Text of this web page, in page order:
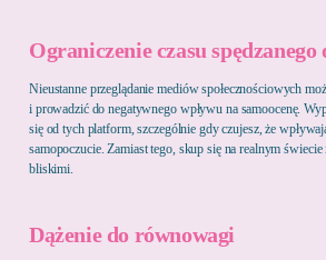
Ograniczenie czasu spędzanego
Nieustanne przeglądanie mediów społecznościowych
i prowadzić do negatywnego wpływu na samoocenę.
się od tych platform, szczególnie gdy czujesz, że
samopoczucie. Zamiast tego, skup się na realnym
bliskimi.
Dążenie do równowagi